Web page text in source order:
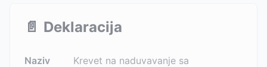
📄 Deklaracija
Naziv
Krevet na naduvavanje sa